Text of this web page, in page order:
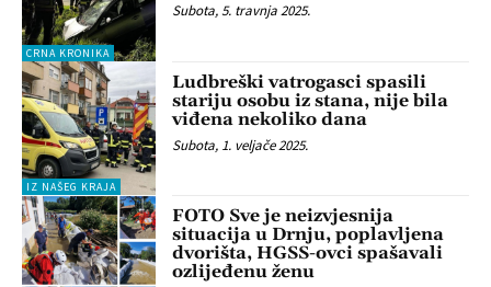
CRNA KRONIKA
Subota, 5. travnja 2025.
IZ NAŠEG KRAJA
Ludbreški vatrogasci spasili
stariju osobu iz stana, nije bila
viđena nekoliko dana
Subota, 1. veljače 2025.
FOTO Sve je neizvjesnija
situacija u Drnju, poplavljena
dvorišta, HGSS-ovci spašavali
ozlijeđenu ženu